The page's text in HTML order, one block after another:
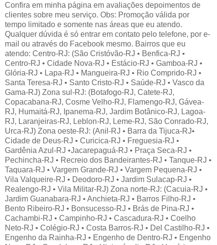
Confira em minha página em avaliações depoimentos de
clientes sobre meu serviço. Obs: Promoção válida por
tempo limitado e somente nas áreas que eu atendo.
Qualquer dúvida é só entrar em contato pelo telefone, por e-
mail ou através do Facebook mesmo. Bairros que eu
atendo: Centro-RJ: (São Cristóvão-RJ • Benfica-RJ •
Centro-RJ • Cidade Nova-RJ • Estácio-RJ • Gamboa-RJ •
Glória-RJ • Lapa-RJ • Mangueira-RJ • Rio Comprido-RJ •
Santa Teresa-RJ • Santo Cristo-RJ • Saúde-RJ • Vasco da
Gama-RJ) Zona sul-RJ: (Botafogo-RJ, Catete-RJ,
Copacabana-RJ, Cosme Velho-RJ, Flamengo-RJ, Gávea-
RJ, Humaitá-RJ, Ipanema-RJ, Jardim Botânico-RJ, Lagoa-
RJ, Laranjeiras-RJ, Leblon-RJ, Leme-RJ, São Conrado-RJ,
Urca-RJ) Zona oeste-RJ: (Anil-RJ • Barra da Tijuca-RJ•
Cidade de Deus-RJ • Curicica-RJ • Freguesia-RJ •
Gardênia Azul-RJ •Jacarepaguá-RJ • Praça Seca-RJ •
Pechincha-RJ • Recreio dos Bandeirantes-RJ • Tanque-RJ •
Taquara-RJ • Vargem Grande-RJ • Vargem Pequena-RJ •
Vila Valqueire-RJ • Deodoro-RJ • Jardim Sulacap-RJ •
Realengo-RJ • Vila Militar-RJ) Zona norte-RJ: (Cacuia-RJ •
Jardim Guanabara-RJ • Anchieta-RJ • Barros Filho-RJ •
Bento Ribeiro-RJ • Bonsucesso-RJ • Brás de Pina-RJ •
Cachambi-RJ • Campinho-RJ • Cascadura-RJ • Coelho
Neto-RJ • Colégio-RJ • Costa Barros-RJ • Del Castilho-RJ •
Engenho da Rainha-RJ • Engenho de Dentro-RJ • Engenho